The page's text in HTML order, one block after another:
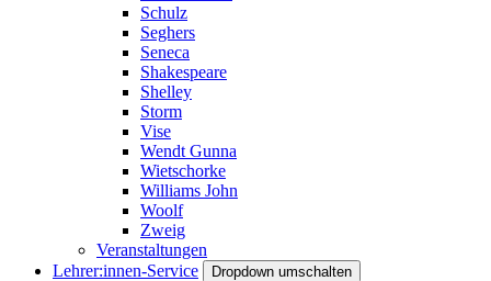
Schulz
Seghers
Seneca
Shakespeare
Shelley
Storm
Vise
Wendt Gunna
Wietschorke
Williams John
Woolf
Zweig
Veranstaltungen
Lehrer:innen-Service
Dropdown umschalten